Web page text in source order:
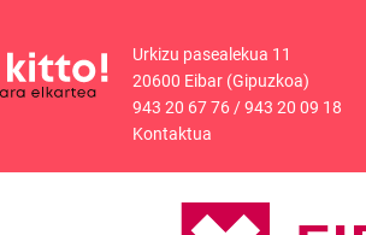
Urkizu pasealekua 11
20600 Eibar (Gipuzkoa)
943 20 67 76/943 20 09 18
Kontaktua